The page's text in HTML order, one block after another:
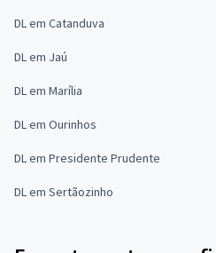
DL em Catanduva
DL em Jaú
DL em Marília
DL em Ourinhos
DL em Presidente Prudente
DL em Sertãozinho